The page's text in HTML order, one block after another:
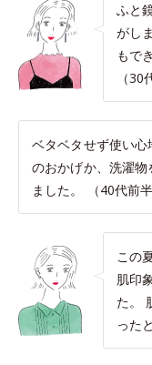
ふと
がし
もで
（30
ベタベタせず使い
のおかげか、洗濯物
ました。 （40代前半
この
肌印
た。
った